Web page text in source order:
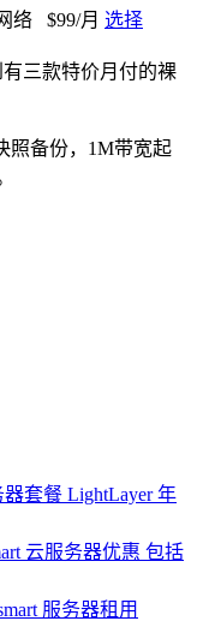
络 $99/月 选择
三款特价月付的裸
照备份，1M带宽起
套餐 LightLayer 年
云服务器优惠 包括
服务器租用